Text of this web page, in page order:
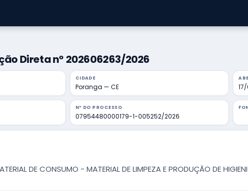
Direta nº 202606263/2026
CIDADE
Poranga — CE
Nº DO PROCESSO
07954480000179-1-005252/2026
DE CONSUMO - MATERIAL DE LIMPEZA E PRODUÇÃO DE